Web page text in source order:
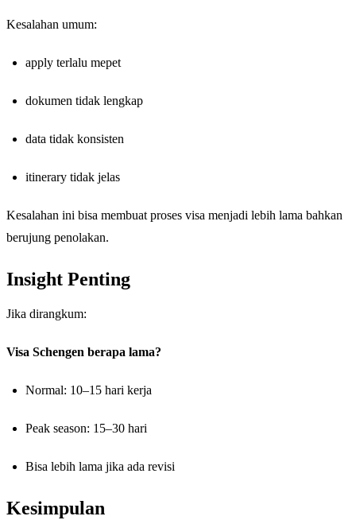
Kesalahan umum:
apply terlalu mepet
dokumen tidak lengkap
data tidak konsisten
itinerary tidak jelas
Kesalahan ini bisa membuat proses visa menjadi lebih lama bahkan
berujung penolakan.
Insight Penting
Jika dirangkum:
Visa Schengen berapa lama?
Normal: 10–15 hari kerja
Peak season: 15–30 hari
Bisa lebih lama jika ada revisi
Kesimpulan